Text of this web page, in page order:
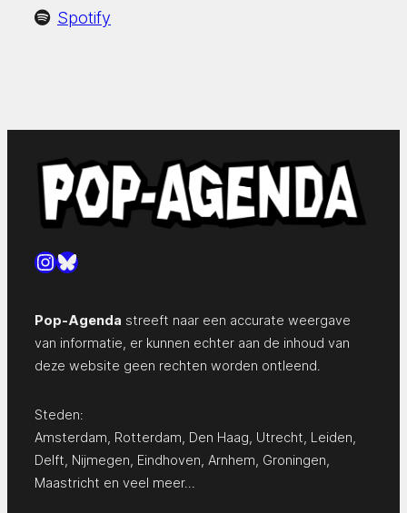
Spotify
Instagram
Bluesky
Pop-Agenda streeft naar een accurate weergave
van informatie, er kunnen echter aan de inhoud van
deze website geen rechten worden ontleend.
Steden:
Amsterdam Rotterdam Den Haag Utrecht Leiden
Delft Nijmegen Eindhoven Arnhem Groningen
Maastricht en veel meer…